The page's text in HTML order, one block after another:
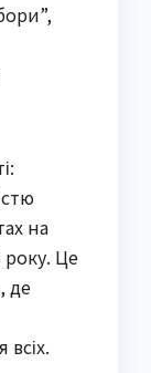
на
Це
де